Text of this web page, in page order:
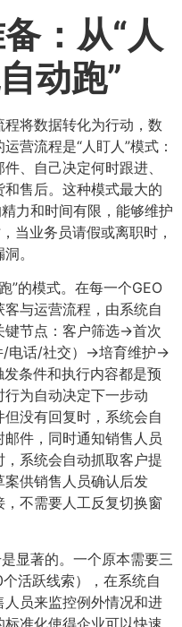
：从“人
动跑”​
将数据转化为行动，数
营流程是“人盯人”模式：
、自己决定何时跟进、
售后。这种模式最大的
力和时间有限，能够维护
当业务员请假或离职时，
。
”的模式。在每一个GEO
与运营流程，由系统自
键节点：客户筛选→首次
电话/社交）→培育维护→
条件和执行内容都是预
为自动决定下一步动
没有回复时，系统会自
件，同时通知销售人员
系统会自动抓取客户提
供销售人员确认后发
不需要人工反复切换窗
显著的。一个原本需要三
活跃线索），在系统自
员来监控例外情况和进
准化使得企业可以快速